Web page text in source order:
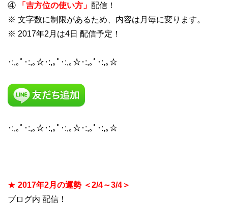
④
「吉方位の使い方」 配信！
※ 文字数に制限があるため、内容は月毎に変ります。
※ 2017年2月は4日 配信予定！
･:,｡ﾟ･:,｡☆･:,｡ﾟ･:,｡☆･:,｡ﾟ･:,｡☆
･:,｡ﾟ･:,｡☆･:,｡ﾟ･:,｡☆･:,｡ﾟ･:,｡☆
★ 2017年2月の運勢 ＜2/4～3/4＞
ブログ内 配信！